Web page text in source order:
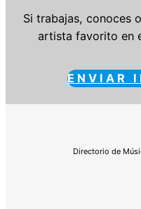
Si trabajas, conoces
artista favorito en
ENVIAR
Directorio de